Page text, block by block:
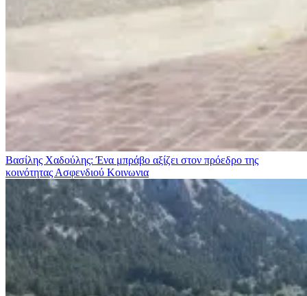
Βασίλης Χαδούλης: Ένα μπράβο αξίζει στον πρόεδρο της
κοινότητας Ασφενδιού Κοινωνια